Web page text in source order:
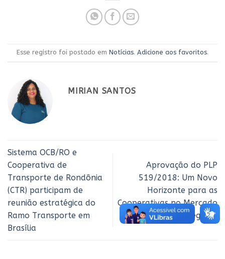
Esse registro foi postado em Notícias. Adicione aos favoritos.
MIRIAN SANTOS
Sistema OCB/RO e
Cooperativa de
Transporte de Rondônia
(CTR) participam de
reunião estratégica do
Ramo Transporte em
Brasília
Aprovação do PLP
519/2018: Um Novo
Horizonte para as
Cooperativas no Mercado
de Seguros